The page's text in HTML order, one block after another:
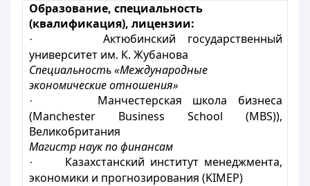
Образование, специальность
(квалификация), лицензии:
·
Актюбинский государственный
университет им. К. Жубанова
Специальность «Международные
экономические отношения»
·
Манчестерская школа бизнеса
(Manchester Business School (MBS)),
Великобритания
Магистр наук по финансам
·
Казахстанский институт менеджмента,
экономики и прогнозирования (KIMEP)